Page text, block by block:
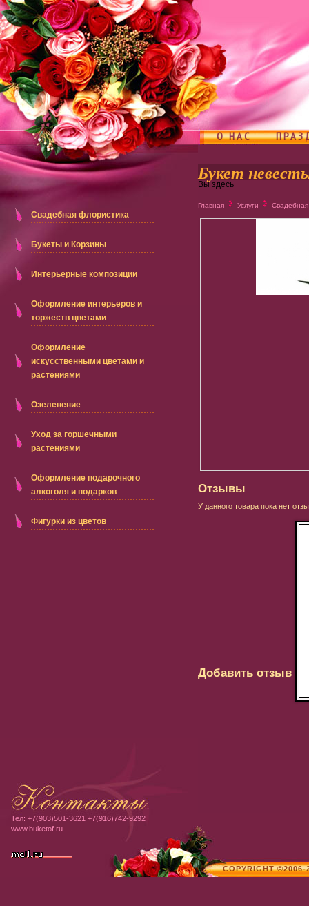
О НАС
Свадебная флористика
Букеты и Корзины
Интерьерные композиции
Оформление интерьеров и
торжеств цветами
Оформление
искусственными цветами и
растениями
Озеленение
Уход за горшечными
растениями
Оформление подарочного
алкоголя и подарков
Фигурки из цветов
Букет
Вы здесь
Главная Услуги
Отзывы
У данного товара пока нет
Добавить отзыв
Тел: +7(903)501-3621 +7(916)742-9292
www.buketof.ru
COPYRIGHT ©2006-